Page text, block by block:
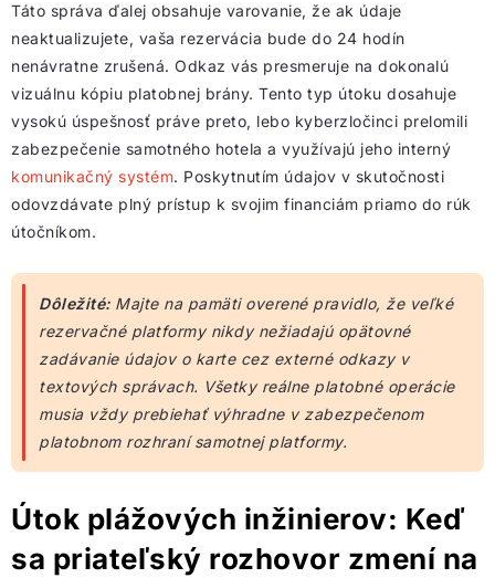
Táto správa ďalej obsahuje varovanie, že ak údaje
neaktualizujete, vaša rezervácia bude do 24 hodín
nenávratne zrušená. Odkaz vás presmeruje na dokonalú
vizuálnu kópiu platobnej brány. Tento typ útoku dosahuje
vysokú úspešnosť práve preto, lebo kyberzločinci prelomili
zabezpečenie samotného hotela a využívajú jeho interný
komunikačný systém. Poskytnutím údajov v skutočnosti
odovzdávate plný prístup k svojim financiám priamo do rúk
útočníkom.
Dôležité:Majte na pamäti overené pravidlo, že veľké
rezervačné platformy nikdy nežiadajú opätovné
zadávanie údajov o karte cez externé odkazy v
textových správach. Všetky reálne platobné operácie
musia vždy prebiehať výhradne v zabezpečenom
platobnom rozhraní samotnej platformy.
Útok plážových inžinierov: Keď
sa priateľský rozhovor zmení na